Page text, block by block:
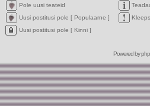
Pole uusi teateid
Uusi postitusi pole [ Populaarne ]
Kleeps
Uusi postitusi pole [ Kinni ]
Powered by